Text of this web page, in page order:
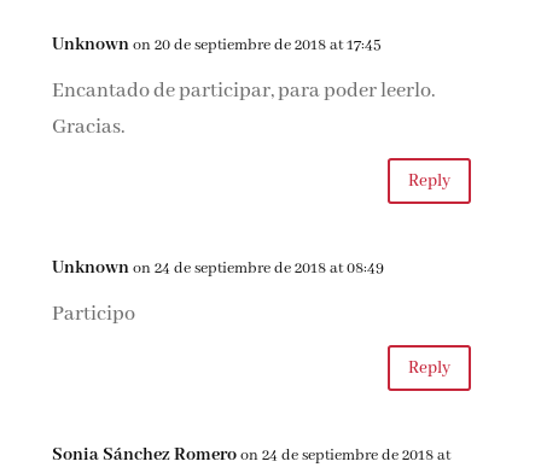
Unknownon 20 de septiembre de 2018 at 17:45
Encantado de participar, para poder leerlo.
Gracias.
Reply
Unknownon 24 de septiembre de 2018 at 08:49
Participo
Reply
Sonia Sánchez Romeroon 24 de septiembre de 2018 at